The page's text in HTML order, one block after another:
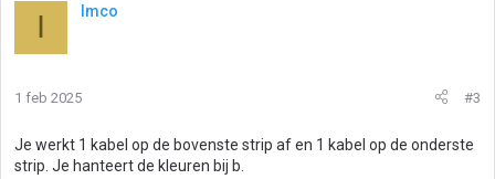
I Imco
1 feb 2025 #3
Je werkt 1 kabel op de bovenste strip af en 1 kabel op de onderste
strip. Je hanteert de kleuren bij b.